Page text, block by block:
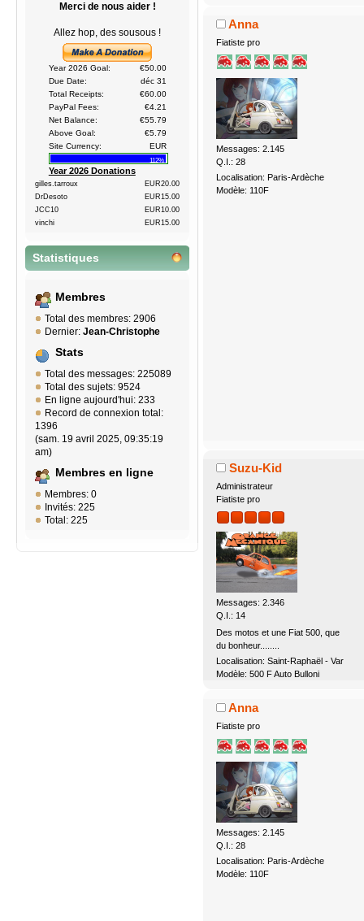
Merci de nous aider !
Allez hop, des sousous !
Year 2026 Goal:
€50.00
Due Date:
déc 31
Total Receipts:
€60.00
PayPal Fees:
€4.21
Net Balance:
€55.79
Above Goal:
€5.79
Site Currency:
EUR
112%
Year 2026 Donations
gilles.tarroux
EUR20.00
DrDesoto
EUR15.00
JCC10
EUR10.00
vinchi
EUR15.00
Statistiques
Membres
Total des membres: 2906
Dernier: Jean-Christophe
Stats
Total des messages: 225089
Total des sujets: 9524
En ligne aujourd'hui: 233
Record de connexion total:
1396
(sam. 19 avril 2025, 09:35:19
am)
Membres en ligne
Membres: 0
Invités: 225
Total: 225
Anna
Fiatiste pro
Messages: 2.145
Q.I.: 28
Localisation: Paris-Ardèche
Modèle: 110F
Suzu-Kid
Administrateur
Fiatiste pro
Messages: 2.346
Q.I.: 14
Des motos et une Fiat 500, que
du bonheur........
Localisation: Saint-Raphaël - Var
Modèle: 500 F Auto Bulloni
Anna
Fiatiste pro
Messages: 2.145
Q.I.: 28
Localisation: Paris-Ardèche
Modèle: 110F